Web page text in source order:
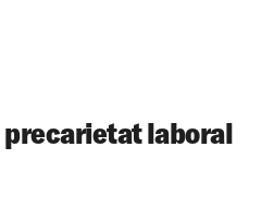
precarietat laboral